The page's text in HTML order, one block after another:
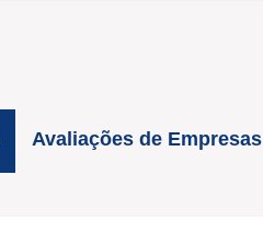
Avaliações de Empresas